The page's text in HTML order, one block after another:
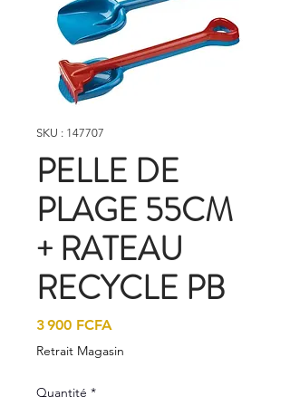
SKU : 147707
PELLE DE
PLAGE 55CM
+ RATEAU
RECYCLE PB
3 900 FCFA
Retrait Magasin
Quantité *